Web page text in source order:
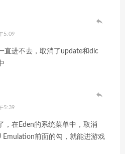
5:09
直进不去，取消了update和dlc
5:39
，在Eden的系统菜单中，取消
Emulation前面的勾，就能进游戏